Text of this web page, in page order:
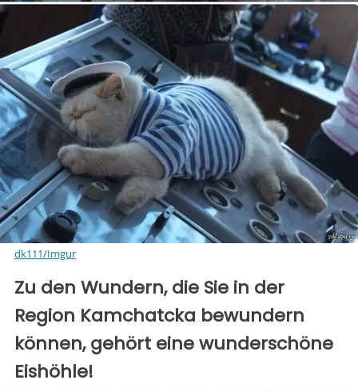
dk111/Imgur
Zu den Wundern, die Sie in der
Region Kamchatcka bewundern
können, gehört eine wunderschöne
Eishöhle!